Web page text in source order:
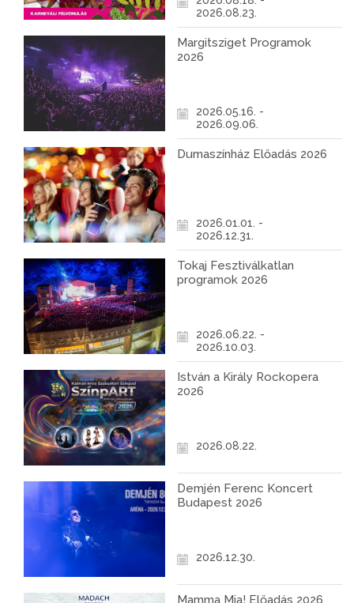
2026.08.23.
Margitsziget Programok
2026
2026.05.16. -
2026.09.06.
Dumaszínház Előadás 2026
2026.01.01. -
2026.12.31.
Tokaj Fesztiválkatlan
programok 2026
2026.06.22. -
2026.10.03.
István a Király Rockopera
2026
2026.08.22.
Demjén Ferenc Koncert
Budapest 2026
2026.12.30.
Mamma Mia! Előadás 2026